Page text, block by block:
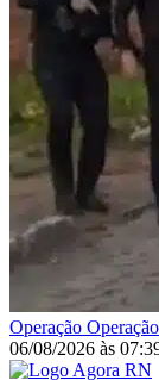
Operação
06/08/2026 às